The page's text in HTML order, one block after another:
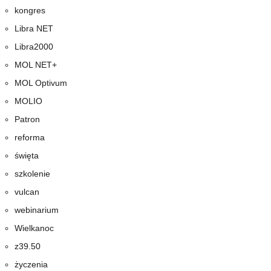
kongres
Libra NET
Libra2000
MOL NET+
MOL Optivum
MOLIO
Patron
reforma
święta
szkolenie
vulcan
webinarium
Wielkanoc
z39.50
życzenia